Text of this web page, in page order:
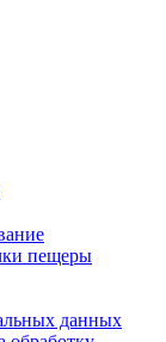
пещеры
данных